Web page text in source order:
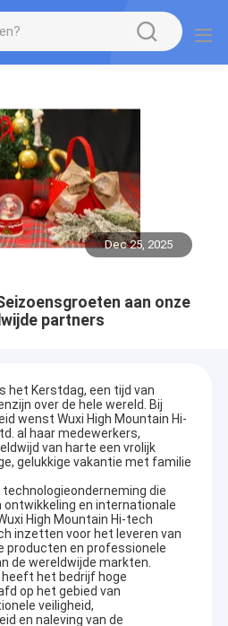
Dec 25, 2025
aan onze
partners
het Kerstdag, een tijd van
over de hele wereld. Bij
wenst Wuxi High Mountain Hi-
al haar medewerkers,
van harte een vrolijk
gelukkige vakantie met familie
die
ontwikkeling en internationale
High Mountain Hi-tech
inzetten voor het leveren van
producten en professionele
de wereldwijde markten.
heeft het bedrijf hoge
op het gebied van
veiligheid,
en naleving van de